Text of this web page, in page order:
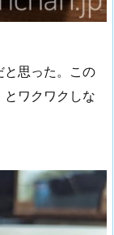
と思った。この
ワクワクしな